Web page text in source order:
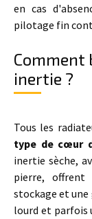
en cas
pilotage fin
Comment
inertie ?
Tous les
type de cœur
inertie sèche,
pierre, offrent
stockage et
lourd et parfois